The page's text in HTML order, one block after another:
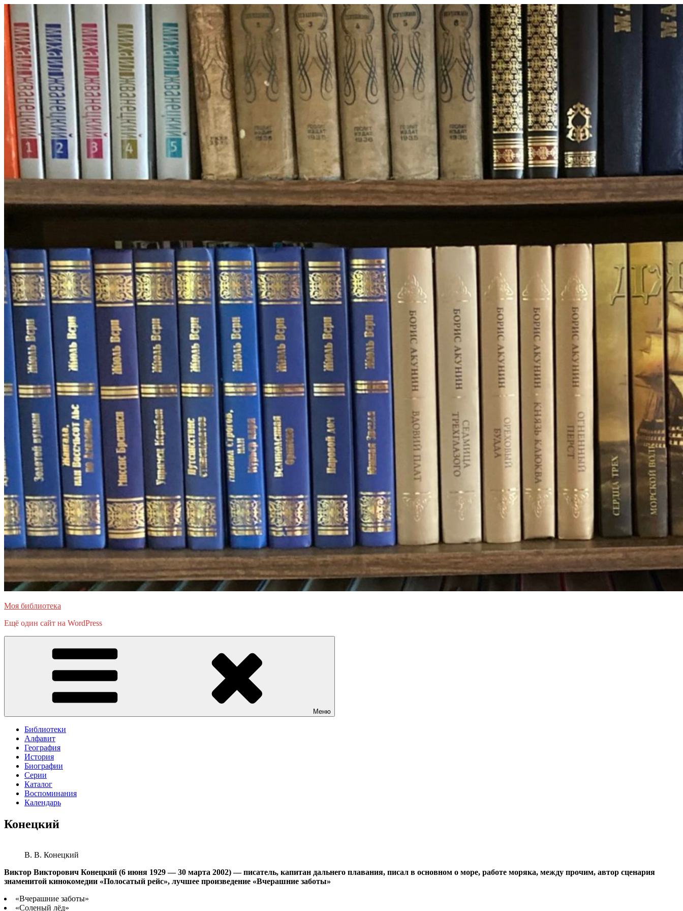
Перейти
к
содержимому
Моя библиотека
Ещё один сайт на WordPress
Меню
Библиотеки
Алфавит
География
История
Биографии
Серии
Каталог
Воспоминания
Календарь
Конецкий
В. В. Конецкий
Виктор Викторович Конецкий (6 июня 1929 — 30 марта 2002) — писатель, капитан дальнего плавания, писал в основном о море, работе моряка, между прочим, автор сценария
знаменитой кинокомедии «Полосатый рейс», лучшее произведение «Вчерашние заботы»
«Вчерашние заботы»
«Соленый лёд»